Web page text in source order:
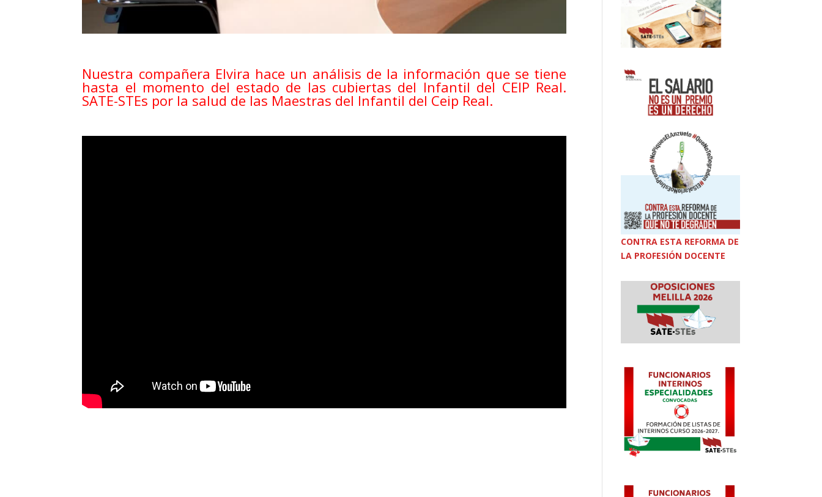
Nuestra compañera Elvira hace un análisis de la información que se tiene
hasta el momento del estado de las cubiertas del Infantil del CEIP Real.
SATE-STEs por la salud de las Maestras del Infantil del Ceip Real.
CONTRA ESTA REFORMA DE
LA PROFESIÓN DOCENTE